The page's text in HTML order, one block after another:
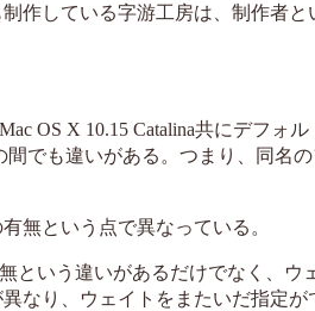
作している字游工房は、制作者
OS X 10.15 Catalina共にデフォ
でも違いがある。つまり、同名
無という点で異なっている。
いう違いがあるだけでなく、ウ
なり、ウェイトをまたいだ指定